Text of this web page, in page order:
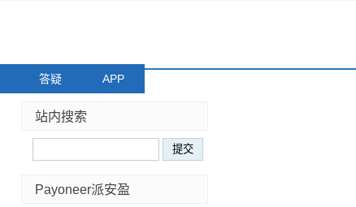
答疑 APP
站内搜索
Payoneer派安盈